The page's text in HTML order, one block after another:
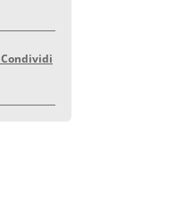
Condividi